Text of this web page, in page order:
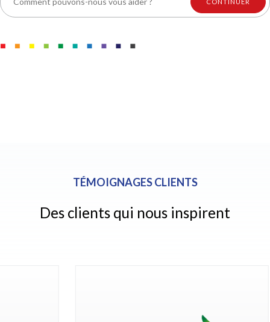
TÉMOIGNAGES CLIENTS
Des clients qui nous inspirent